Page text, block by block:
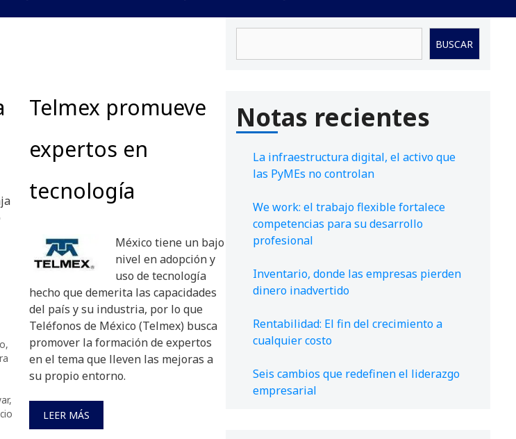
,
,
Telmex promueve
expertos en
tecnología
México tiene un bajo
nivel en adopción y
uso de tecnología
hecho que demerita las capacidades
del país y su industria, por lo que
Teléfonos de México (Telmex) busca
promover la formación de expertos
en el tema que lleven las mejoras a
su propio entorno.
LEER MÁS
BUSCAR
Notas recientes
La infraestructura digital, el activo que
las PyMEs no controlan
We work: el trabajo flexible fortalece
competencias para su desarrollo
profesional
Inventario, donde las empresas pierden
dinero inadvertido
Rentabilidad: El fin del crecimiento a
cualquier costo
Seis cambios que redefinen el liderazgo
empresarial